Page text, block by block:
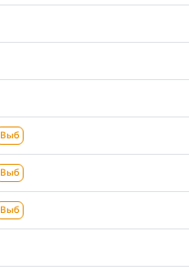
Выб
Выб
Выб